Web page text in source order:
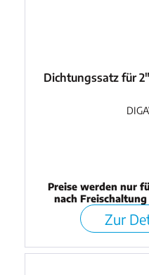
Dichtungssatz für
Preise werden nur
nach
Zur